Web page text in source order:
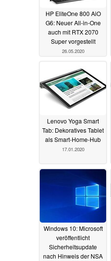
HP EliteOne 800 AiO
G6: Neuer All-in-One
auch mit RTX 2070
Super vorgestellt
26.05.2020
Lenovo Yoga Smart
Tab: Dekoratives Tablet
als Smart-Home-Hub
17.01.2020
Windows 10: Microsoft
veröffentlicht
Sicherheitsupdate
nach Hinweis der NSA